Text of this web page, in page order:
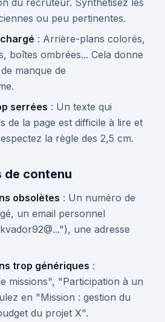
du recruteur. Synthetisez les
ou peu pertinentes.
: Arrière-plans colorés,
boîtes ombrées... Cela donne
manque de
serrées : Un texte qui
de la page est difficile à lire et
la règle des 2,5 cm.
de contenu
obsolètes : Un numéro de
un email personnel
une adresse
trop génériques :
missions", "Participation à un
en "Mission : gestion du
du projet X".